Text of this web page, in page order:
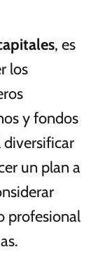
, es
los
y fondos
diversificar
un plan a
profesional